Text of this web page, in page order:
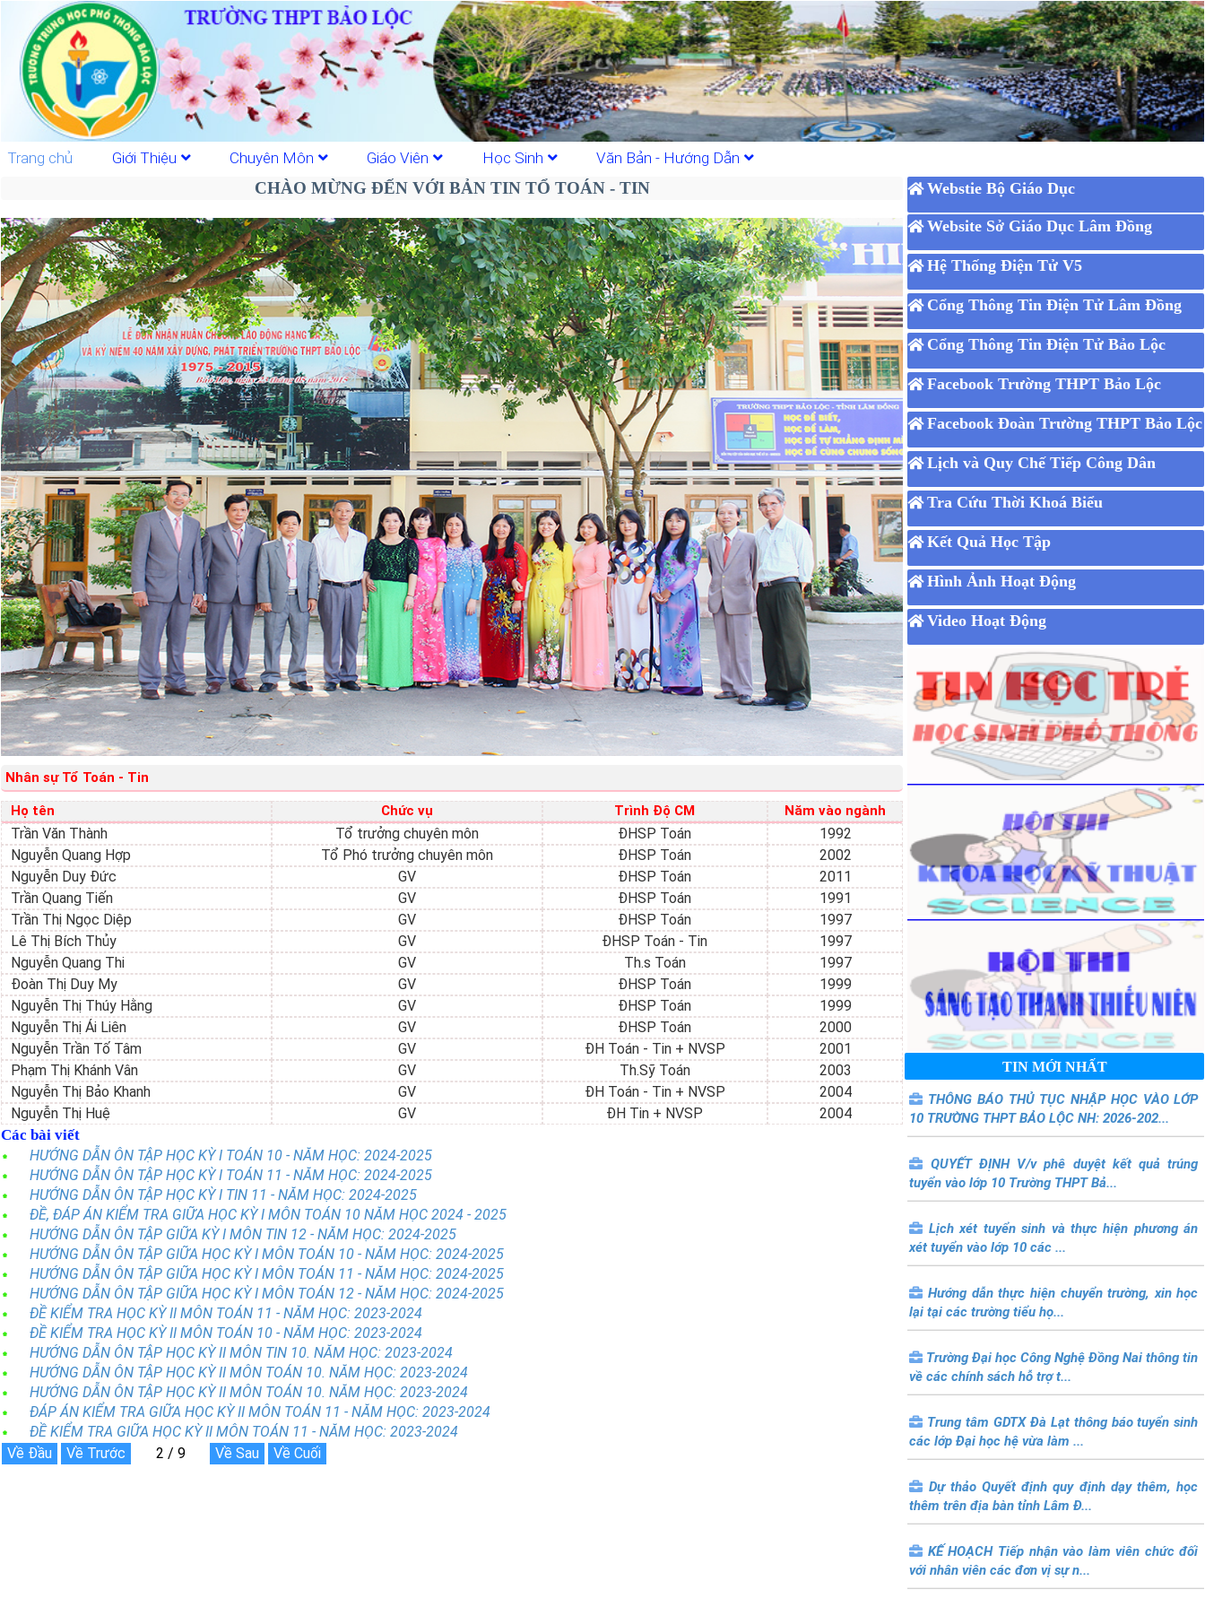
Trang chủ Giới Thiệu Chuyên Môn Giáo Viên Học Sinh Văn Bản - Hướng Dẫn
CHÀO MỪNG ĐẾN VỚI BẢN TIN TỔ TOÁN - TIN
Nhân sự Tổ Toán - Tin
Họ tên Chức vụ Trình Độ CM Năm vào ngành
Trần Văn Thành Tổ trưởng chuyên môn ĐHSP Toán
1992
Nguyễn Quang Hợp
Tổ Phó trưởng chuyên môn ĐHSP Toán
2002
Nguyễn Duy Đức
GV ĐHSP Toán
2011
Trần Quang Tiến
GV ĐHSP Toán
1991
Trần Thị Ngọc Diệp
GV ĐHSP Toán
1997
Lê Thị Bích Thủy
GV ĐHSP Toán - Tin
1997
Nguyễn Quang Thi
GV Th.s Toán
1997
Đoàn Thị Duy My
GV ĐHSP Toán
1999
Nguyễn Thị Thúy Hằng
GV ĐHSP Toán
1999
Nguyễn Thị Ái Liên
GV ĐHSP Toán
2000
Nguyễn Trần Tố Tâm
GV ĐH Toán - Tin + NVSP
2001
Phạm Thị Khánh Vân
GV Th.Sỹ Toán
2003
Nguyễn Thị Bảo Khanh
GV ĐH Toán - Tin + NVSP
2004
Nguyễn Thị Huệ
GV ĐH Tin + NVSP
2004
Các bài viết
HƯỚNG DẪN ÔN TẬP HỌC KỲ I TOÁN 10 - NĂM HỌC: 2024-2025
HƯỚNG DẪN ÔN TẬP HỌC KỲ I TOÁN 11 - NĂM HỌC: 2024-2025
HƯỚNG DẪN ÔN TẬP HỌC KỲ I TIN 11 - NĂM HỌC: 2024-2025
ĐỀ, ĐÁP ÁN KIỂM TRA GIỮA HỌC KỲ I MÔN TOÁN 10 NĂM HỌC 2024 - 2025
HƯỚNG DẪN ÔN TẬP GIỮA KỲ I MÔN TIN 12 - NĂM HỌC: 2024-2025
HƯỚNG DẪN ÔN TẬP GIỮA HỌC KỲ I MÔN TOÁN 10 - NĂM HỌC: 2024-2025
HƯỚNG DẪN ÔN TẬP GIỮA HỌC KỲ I MÔN TOÁN 11 - NĂM HỌC: 2024-2025
HƯỚNG DẪN ÔN TẬP GIỮA HỌC KỲ I MÔN TOÁN 12 - NĂM HỌC: 2024-2025
ĐỀ KIỂM TRA HỌC KỲ II MÔN TOÁN 11 - NĂM HỌC: 2023-2024
ĐỀ KIỂM TRA HỌC KỲ II MÔN TOÁN 10 - NĂM HỌC: 2023-2024
HƯỚNG DẪN ÔN TẬP HỌC KỲ II MÔN TIN 10. NĂM HỌC: 2023-2024
HƯỚNG DẪN ÔN TẬP HỌC KỲ II MÔN TOÁN 10. NĂM HỌC: 2023-2024
HƯỚNG DẪN ÔN TẬP HỌC KỲ II MÔN TOÁN 10. NĂM HỌC: 2023-2024
ĐÁP ÁN KIỂM TRA GIỮA HỌC KỲ II MÔN TOÁN 11 - NĂM HỌC: 2023-2024
ĐỀ KIỂM TRA GIỮA HỌC KỲ II MÔN TOÁN 11 - NĂM HỌC: 2023-2024
Webstie Bộ Giáo Dục
Website Sở Giáo Dục Lâm Đồng
Hệ Thống Điện Tử V5
Cổng Thông Tin Điện Tử Lâm Đồng
Cổng Thông Tin Điện Tử Bảo Lộc
Facebook Trường THPT Bảo Lộc
Facebook Đoàn Trường THPT Bảo Lộc
Lịch và Quy Chế Tiếp Công Dân
Tra Cứu Thời Khoá Biểu
Kết Quả Học Tập
Hình Ảnh Hoạt Động
Video Hoạt Động
TIN MỚI NHẤT
THÔNG BÁO THỦ TỤC NHẬP HỌC VÀO LỚP
10 TRƯỜNG THPT BẢO LỘC NH: 2026-202...
QUYẾT ĐỊNH V/v phê duyệt kết quả trúng
tuyển vào lớp 10 Trường THPT Bả...
Lịch xét tuyển sinh và thực hiện phương án
xét tuyển vào lớp 10 các ...
Hướng dẫn thực hiện chuyển trường, xin học
lại tại các trường tiểu họ...
Trường Đại học Công Nghệ Đồng Nai thông tin
về các chính sách hỗ trợ t...
Trung tâm GDTX Đà Lạt thông báo tuyển sinh
các lớp Đại học hệ vừa làm ...
Dự thảo Quyết định quy định dạy thêm, học
thêm trên địa bàn tỉnh Lâm Đ...
KẾ HOẠCH Tiếp nhận vào làm viên chức đối
với nhân viên các đơn vị sự n...